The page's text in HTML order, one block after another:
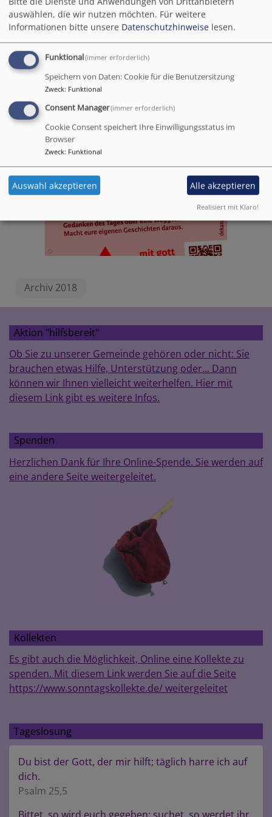
rosenheim.de/artikel/944/das-evang-luth-dekanat-
rosenheim-twittert-auch-in-diesem-jahr-im-advent
gibt es mehr Information dazu.
Archiv 2018
Aktion "hilfsbereit"
Ob Sie zu unserer Gemeinde gehören oder nicht: Sie
brauchen etwas Hilfe, Unterstützung oder... Dann
können wir Ihnen vielleicht weiterhelfen. Hier mit
diesem Link gibt es weitere Infos.
Spenden
Herzlichen Dank für Ihre Online-Spende. Sie werden auf
eine andere Seite weitergeleitet.
Kollekten
Es gibt auch die Möglichkeit, Online eine Kollekte zu
spenden. Mit diesem Link werden Sie auf die Seite
https://www.sonntagskollekte.de/ weitergeleitet
Tageslosung
Du bist der Gott, der mir hilft; täglich harre ich auf
dich.
Psalm 25,5
auswählen, die wir nutzen möchten. Für weitere
Informationen bitte unsere Datenschutzhinweise lesen.
Funktional(immer erforderlich)
Speichern von Daten: Cookie für die Benutzersitzung
Zweck: Funktional
Consent Manager(immer erforderlich)
Cookie Consent speichert Ihre Einwilligungsstatus im
Browser
Zweck: Funktional
Auswahl akzeptieren Alle akzeptieren
Realisiert mit Klaro!